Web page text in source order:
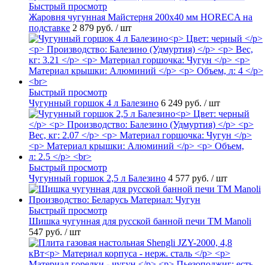
Быстрый просмотр
Жаровня чугунная Майстерня 200х40 мм HORECA на
подставке 2 879 руб. / шт
Быстрый просмотр
Чугунный горшок 4 л Балезино 6 249 руб. / шт
Быстрый просмотр
Чугунный горшок 2,5 л Балезино 4 577 руб. / шт
Быстрый просмотр
Шишка чугунная для русской банной печи ТМ Manoli
547 руб. / шт